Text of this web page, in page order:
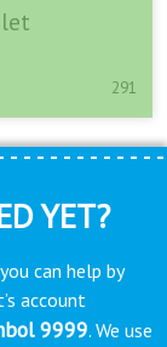
let
291
YET?
can help by
account
9999. We use